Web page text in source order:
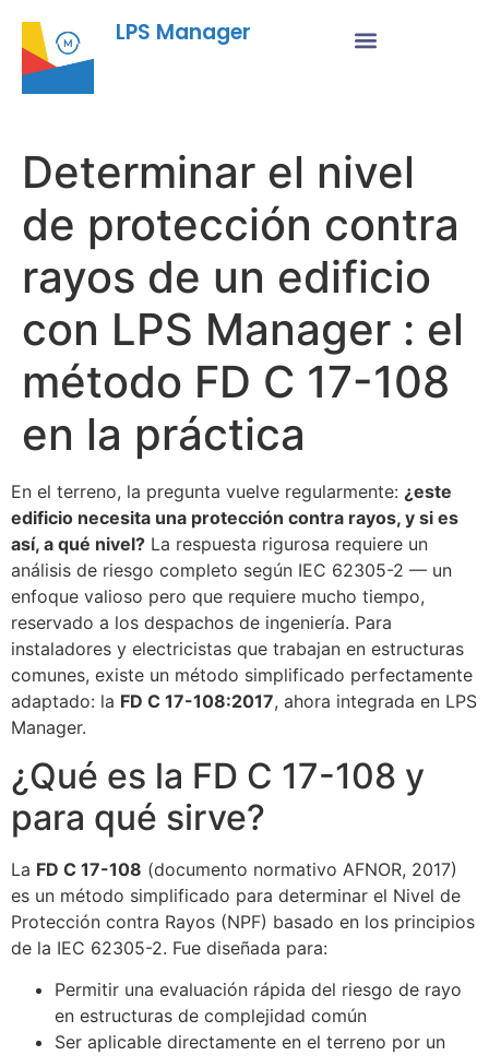
LPS Manager
Determinar el nivel
de protección contra
rayos de un edificio
con LPS Manager : el
método FD C 17-108
en la práctica
En el terreno, la pregunta vuelve regularmente: ¿este
edificio necesita una protección contra rayos, y si es
así, a qué nivel? La respuesta rigurosa requiere un
análisis de riesgo completo según IEC 62305-2 — un
enfoque valioso pero que requiere mucho tiempo,
reservado a los despachos de ingeniería. Para
instaladores y electricistas que trabajan en estructuras
comunes, existe un método simplificado perfectamente
adaptado: la FD C 17-108:2017, ahora integrada en LPS
Manager.
¿Qué es la FD C 17-108 y
para qué sirve?
La FD C 17-108 (documento normativo AFNOR, 2017)
es un método simplificado para determinar el Nivel de
Protección contra Rayos (NPF) basado en los principios
de la IEC 62305-2. Fue diseñada para:
Permitir una evaluación rápida del riesgo de rayo
en estructuras de complejidad común
Ser aplicable directamente en el terreno por un